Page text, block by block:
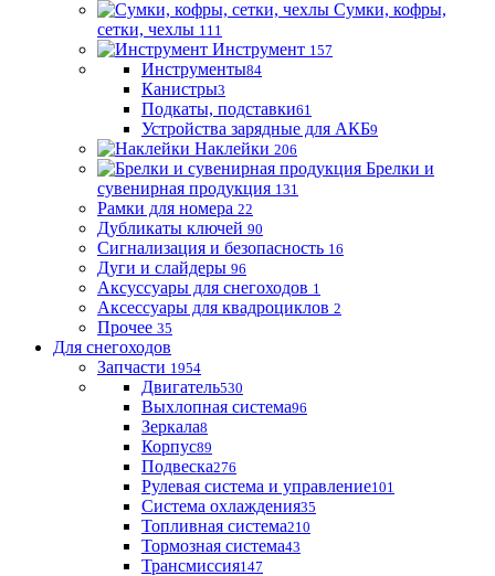
Сумки, кофры,
сетки, чехлы 111
Инструмент 157
Инструменты84
Канистры3
Подкаты, подставки61
Устройства зарядные для АКБ9
Наклейки 206
Брелки и
сувенирная продукция 131
Рамки для номера 22
Дубликаты ключей 90
Сигнализация и безопасность 16
Дуги и слайдеры 96
Аксуссуары для снегоходов 1
Аксессуары для квадроциклов 2
Прочее 35
Для снегоходов
Запчасти 1954
Двигатель530
Выхлопная система96
Зеркала8
Корпус89
Подвеска276
Рулевая система и управление101
Система охлаждения35
Топливная система210
Тормозная система43
Трансмиссия147